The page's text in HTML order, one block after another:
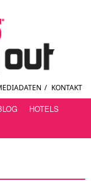
/ KONTAKT
HOTELS